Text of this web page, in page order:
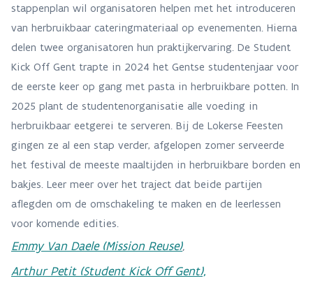
stappenplan wil organisatoren helpen met het introduceren
van herbruikbaar cateringmateriaal op evenementen. Hierna
delen twee organisatoren hun praktijkervaring. De Student
Kick Off Gent trapte in 2024 het Gentse studentenjaar voor
de eerste keer op gang met pasta in herbruikbare potten. In
2025 plant de studentenorganisatie alle voeding in
herbruikbaar eetgerei te serveren. Bij de Lokerse Feesten
gingen ze al een stap verder, afgelopen zomer serveerde
het festival de meeste maaltijden in herbruikbare borden en
bakjes. Leer meer over het traject dat beide partijen
aflegden om de omschakeling te maken en de leerlessen
voor komende edities.
Emmy Van Daele (Mission Reuse),
Arthur Petit (Student Kick Off Gent),